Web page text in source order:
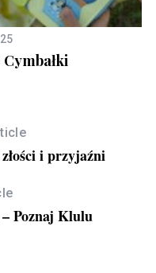
i przyjaźni
– Poznaj Klulu